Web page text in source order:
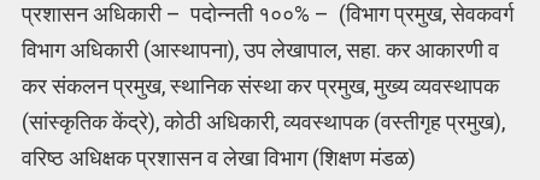
प्रशासन अधिकारी – पदोन्नती १००% – (विभाग प्रमुख, सेवकवर्ग
विभाग अधिकारी (आस्थापना), उप लेखापाल, सहा. कर आकारणी व
कर संकलन प्रमुख, स्थानिक संस्था कर प्रमुख, मुख्य व्यवस्थापक
(सांस्कृतिक केंद्रे), कोठी अधिकारी, व्यवस्थापक (वस्तीगृह प्रमुख),
वरिष्ठ अधिक्षक प्रशासन व लेखा विभाग (शिक्षण मंडळ)